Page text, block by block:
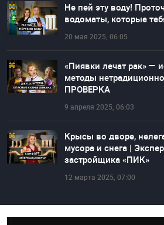
Не пей эту воду!
водоматы, которые
20 мая 2025, 06:05
«Пиявки лечат рак» —
методы
ПРОВЕРКА
9 апреля 2025, 06:03
Крысы во дворе,
мусора и снега |
застройщика «ПИК»
12 марта 2025, 07:00